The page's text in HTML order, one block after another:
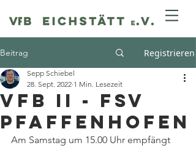
Beitrag Registrieren
VfB II - FSV
Pfaffenhofen
Sepp Schiebel
28. Sept. 2022 1 Min. Lesezeit
Am Samstag um 15.00 Uhr empfängt